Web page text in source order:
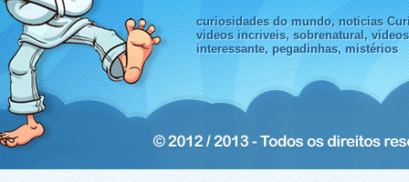
curiosidades do mundo, noticias
videos incriveis, sobrenatural,
interessante, pegadinhas, mistérios